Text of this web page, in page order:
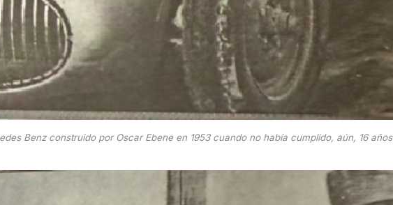
Benz construido por Oscar Ebene en 1953 cuando no había cumplido, aún, 16 años